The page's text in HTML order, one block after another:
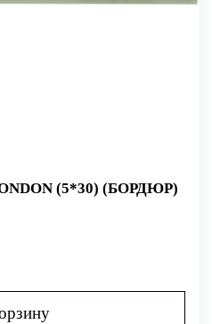
(5*30) (БОРДЮР)